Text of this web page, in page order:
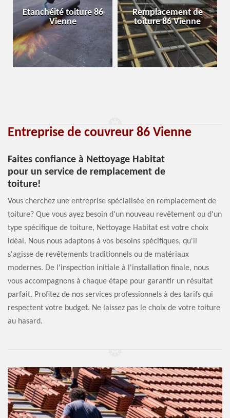
Etanchéité toiture 86
Vienne
Remplacement de
toiture 86 Vienne
Entreprise de couvreur 86 Vienne
Faites confiance à Nettoyage Habitat
pour un service de remplacement de
toiture!
Vous cherchez une entreprise spécialisée en remplacement de
toiture? Que vous ayez besoin d'un nouveau revêtement ou d'un
type spécifique de toiture, Nettoyage Habitat est votre choix
idéal. Nous nous adaptons à vos besoins spécifiques, qu'il
s'agisse de revêtements traditionnels ou de matériaux
modernes. De l'inspection initiale à l'installation finale, nous
vous accompagnons à chaque étape pour garantir un résultat
parfait. Profitez de nos services professionnels à des tarifs qui
respectent votre budget. Ne laissez pas le choix de votre toiture
au hasard.